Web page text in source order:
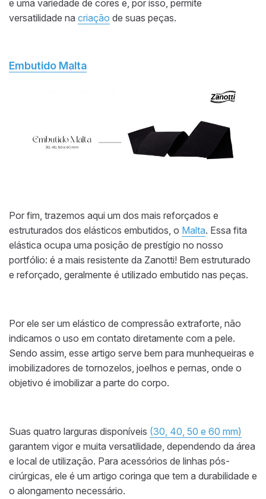
e uma variedade de cores e, por isso, permite
versatilidade na criação de suas peças.
Embutido Malta
Por fim, trazemos aqui um dos mais reforçados e
estruturados dos elásticos embutidos, o Malta. Essa fita
elástica ocupa uma posição de prestígio no nosso
portfólio: é a mais resistente da Zanotti! Bem estruturado
e reforçado, geralmente é utilizado embutido nas peças.
Por ele ser um elástico de compressão extraforte, não
indicamos o uso em contato diretamente com a pele.
Sendo assim, esse artigo serve bem para munhequeiras e
imobilizadores de tornozelos, joelhos e pernas, onde o
objetivo é imobilizar a parte do corpo.
Suas quatro larguras disponíveis (30, 40, 50 e 60 mm)
garantem vigor e muita versatilidade, dependendo da área
e local de utilização. Para acessórios de linhas pós-
cirúrgicas, ele é um artigo coringa que tem a durabilidade e
o alongamento necessário.